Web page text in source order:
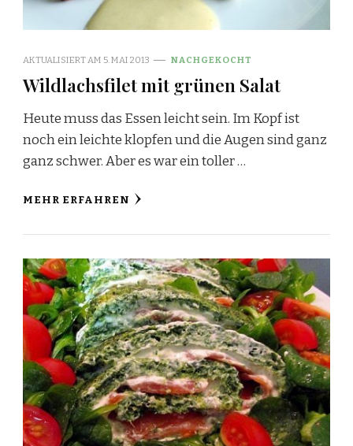
AKTUALISIERT AM 5. MAI 2013 NACHGEKOCHT
Wildlachsfilet mit grünen Salat
Heute muss das Essen leicht sein. Im Kopf ist
noch ein leichte klopfen und die Augen sind ganz
ganz schwer. Aber es war ein toller …
MEHR ERFAHREN